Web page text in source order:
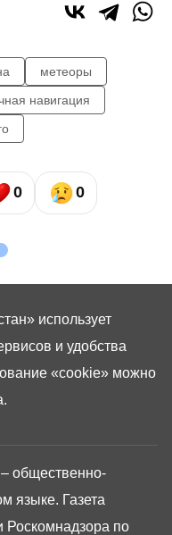
метеоры
навигация
0 0
– общественно-
языке. Газета
Роскомнадзора по
использует
и удобства
«cookie» можно